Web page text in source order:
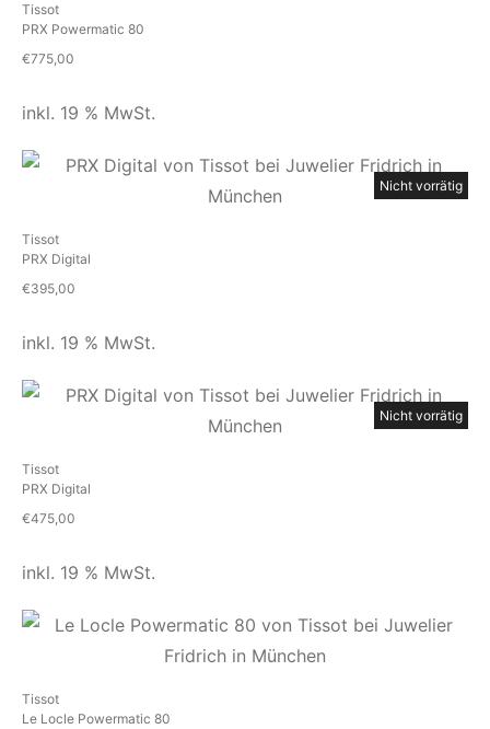
Tissot
PRX Powermatic 80
€775,00
inkl. 19 % MwSt.
Nicht vorrätig
Tissot
PRX Digital
€395,00
inkl. 19 % MwSt.
Nicht vorrätig
Tissot
PRX Digital
€475,00
inkl. 19 % MwSt.
Tissot
Le Locle Powermatic 80